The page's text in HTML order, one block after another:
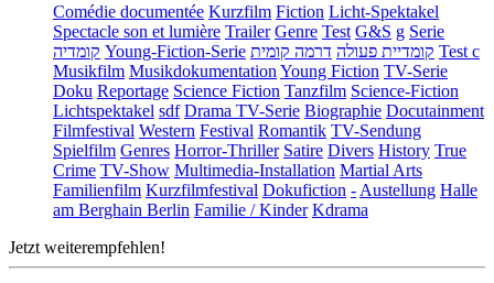
Comédie documentée Kurzfilm Fiction Licht-Spektakel
Spectacle son et lumière Trailer Genre Test G&S g Serie
קומדיה Young-Fiction-Serie קומדיית פעולה דרמה קומית
Test c
Musikfilm Musikdokumentation Young Fiction TV-Serie
Doku Reportage Science Fiction Tanzfilm Science-Fiction
Lichtspektakel sdf Drama TV-Serie Biographie Docutainment
Filmfestival Western Festival Romantik TV-Sendung
Spielfilm Genres Horror-Thriller Satire Divers History True
Crime TV-Show Multimedia-Installation Martial Arts
Familienfilm Kurzfilmfestival Dokufiction - Austellung Halle
am Berghain Berlin Familie / Kinder Kdrama
Jetzt weiterempfehlen!